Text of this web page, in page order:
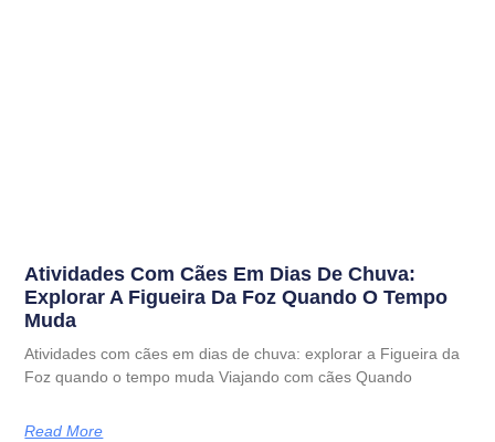
Atividades Com Cães Em Dias De Chuva:
Explorar A Figueira Da Foz Quando O Tempo
Muda
Atividades com cães em dias de chuva: explorar a Figueira da
Foz quando o tempo muda Viajando com cães Quando
Read More